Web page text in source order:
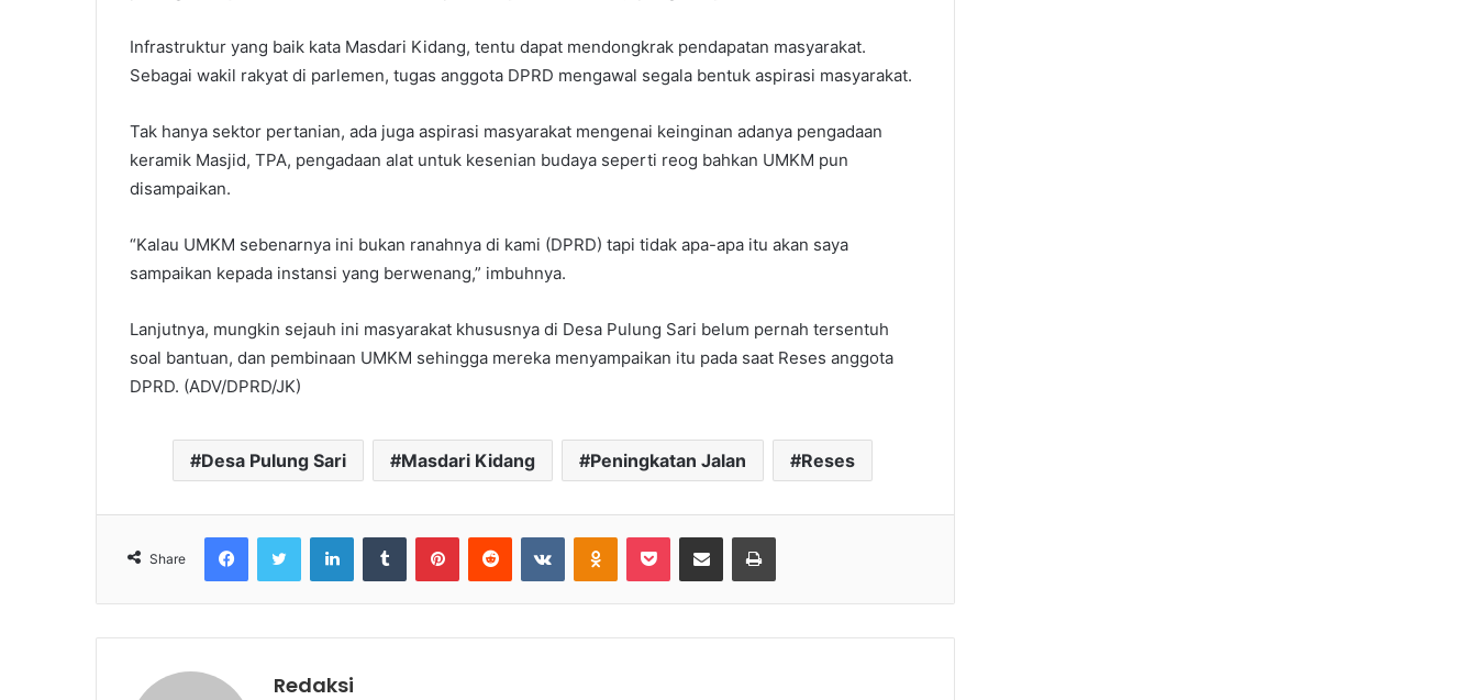
Infrastruktur yang baik kata Masdari Kidang, tentu dapat mendongkrak pendapatan masyarakat.
Sebagai wakil rakyat di parlemen, tugas anggota DPRD mengawal segala bentuk aspirasi masyarakat.
Tak hanya sektor pertanian, ada juga aspirasi masyarakat mengenai keinginan adanya pengadaan
keramik Masjid, TPA, pengadaan alat untuk kesenian budaya seperti reog bahkan UMKM pun
disampaikan.
“Kalau UMKM sebenarnya ini bukan ranahnya di kami (DPRD) tapi tidak apa-apa itu akan saya
sampaikan kepada instansi yang berwenang,” imbuhnya.
Lanjutnya, mungkin sejauh ini masyarakat khususnya di Desa Pulung Sari belum pernah tersentuh
soal bantuan, dan pembinaan UMKM sehingga mereka menyampaikan itu pada saat Reses anggota
DPRD. (ADV/DPRD/JK)
Desa Pulung Sari Masdari Kidang Peningkatan Jalan Reses
Share
FacebookTwitter LinkedInTumblr PinterestReddit VKontakteOdnoklassniki
Pocket Share via Email Print
Redaksi